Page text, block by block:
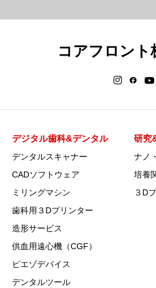
コアフロント
デジタル歯科&デンタル
デンタルスキャナー
CADソフトウェア
ミリングマシン
歯科用３Dプリンター
造形サービス
供血用遠心機（CGF）
ピエゾデバイス
デンタルツール
研究
ナノ
培養
３D